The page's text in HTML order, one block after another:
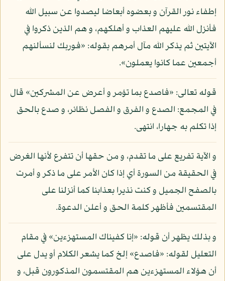
إطفاء نور القرآن و بعضوه أبعاضا ليصدوا عن سبيل الله
فأنزل الله عليهم العذاب و أهلكهم، و هم الذين ذكروا في
الآيتين ثم يذكر الله مآل أمرهم بقوله: «فوربك لنسألنهم
أجمعين عما كانوا يعملون».
قوله تعالى: «فاصدع بما تؤمر و أعرض عن المشركين» قال
في المجمع: الصدع و الفرق و الفصل نظائر، و صدع بالحق
إذا تكلم به جهارا، انتهى.
و الآية تفريع على ما تقدم، و من حقها أن تتفرع لأنها الغرض
في الحقيقة من السورة أي إذا كان الأمر على ما ذكر و أمرت
بالصفح الجميل و كنت نذيرا بعذابنا كما أنزلنا على
المقتسمين فأظهر كلمة الحق و أعلن الدعوة.
و بذلك يظهر أن قوله: «إنا كفيناك المستهزءين» في مقام
التعليل لقوله: «فاصدع» إلخ كما يشعر الكلام أو يدل على
أن هؤلاء المستهزءين هم المقتسمون المذكورون قبل، و